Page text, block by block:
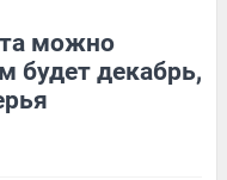
можно
будет декабрь,